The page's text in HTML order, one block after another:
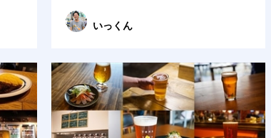
いっくん